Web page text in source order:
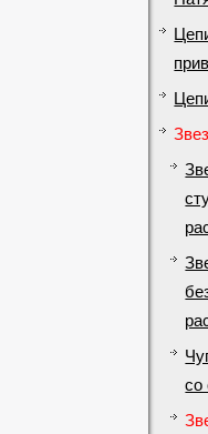
со